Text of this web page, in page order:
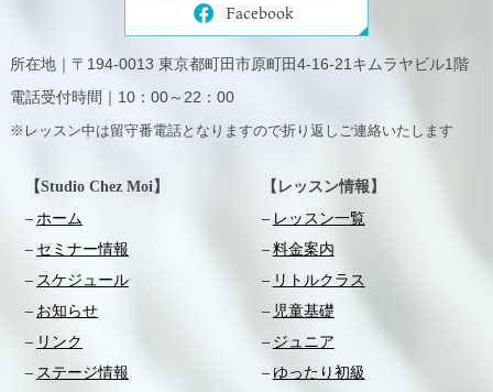
Facebook
所在地｜〒194-0013 東京都町田市原町田4-16-21キムラヤビル1階
電話受付時間｜10：00～22：00
※レッスン中は留守番電話となりますので折り返しご連絡いたします
【Studio Chez Moi】
ホーム
セミナー情報
スケジュール
お知らせ
リンク
ステージ情報
【レッスン情報】
レッスン一覧
料金案内
リトルクラス
児童基礎
ジュニア
ゆったり初級